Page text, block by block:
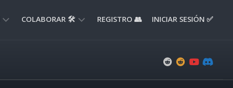
COLABORAR 🛠️ REGISTRO 👥 INICIAR SESIÓN ✅